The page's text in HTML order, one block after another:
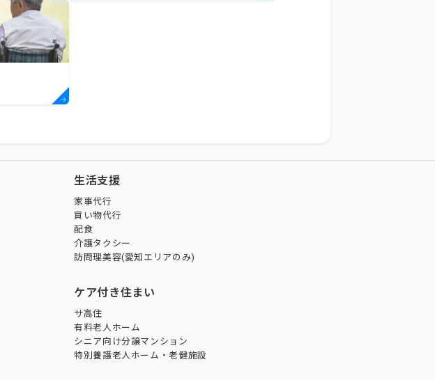
生活支援
家事代行
買い物代行
配食
介護タクシー
訪問理美容(愛知エリアのみ)
ケア付き住まい
サ高住
有料老人ホーム
シニア向け分譲マンション
特別養護老人ホーム・老健施設